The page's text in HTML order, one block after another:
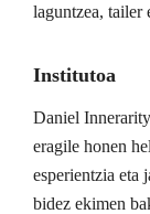
laguntzea, tailer
Institutoa
Daniel
eragile honen
esperientzia eta
bidez ekimen